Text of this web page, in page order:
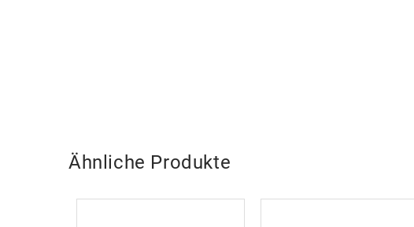
Ähnliche Produkte